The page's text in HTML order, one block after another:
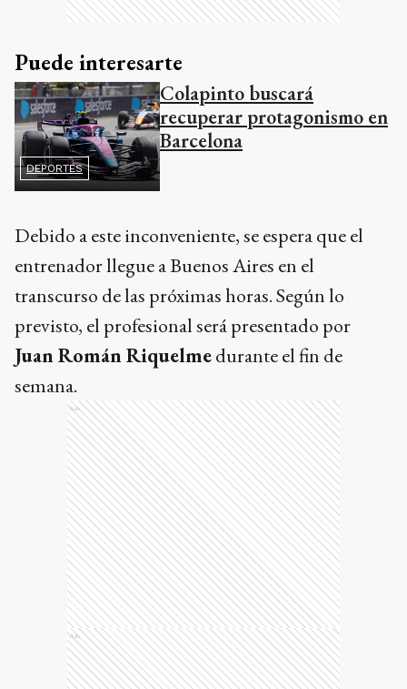
Puede interesarte
DEPORTES
Colapinto buscará
recuperar protagonismo en
Barcelona
Debido a este inconveniente, se espera que el
entrenador llegue a Buenos Aires en el
transcurso de las próximas horas. Según lo
previsto, el profesional será presentado por
Juan Román Riquelmedurante el fin de
semana.
Ads
Ads